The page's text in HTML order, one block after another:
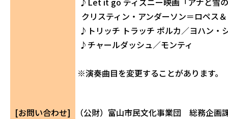
クリスティン・アンダーソン＝ロペス
♪トリッチ トラッチ ポルカ／ヨハン・
♪チャールダッシュ／モンティ
※演奏曲目を変更することがあります。
[お問い合わせ] （公財）富山市民文化事業団 総務企